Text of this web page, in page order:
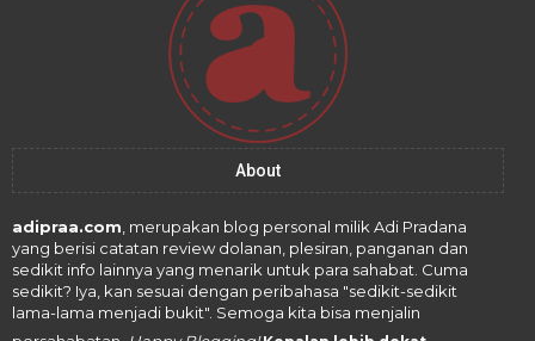
About
adipraa.com , merupakan blog personal milik Adi Pradana
yang berisi catatan review dolanan, plesiran, panganan dan
sedikit info lainnya yang menarik untuk para sahabat. Cuma
sedikit? Iya, kan sesuai dengan peribahasa "sedikit-sedikit
lama-lama menjadi bukit". Semoga kita bisa menjalin